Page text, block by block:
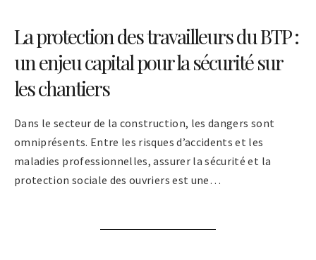
La protection des travailleurs du BTP :
un enjeu capital pour la sécurité sur
les chantiers
Dans le secteur de la construction, les dangers sont
omniprésents. Entre les risques d’accidents et les
maladies professionnelles, assurer la sécurité et la
protection sociale des ouvriers est une…